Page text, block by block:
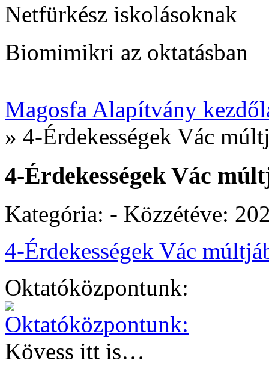
Netfürkész iskolásoknak
Biomimikri az oktatásban
Magosfa Alapítvány
» 4-Érdekességek Vác
4-Érdekességek Vác
Kategória: - Közzétéve:
4-Érdekességek Vác
Oktatóközpontunk:
Kövess itt is…